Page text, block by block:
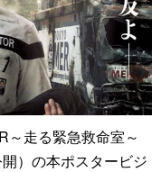
～走る緊急救命室～
）の本ポスタービジ